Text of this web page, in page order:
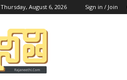
Thursday, August 6, 2026 Sign in / Join